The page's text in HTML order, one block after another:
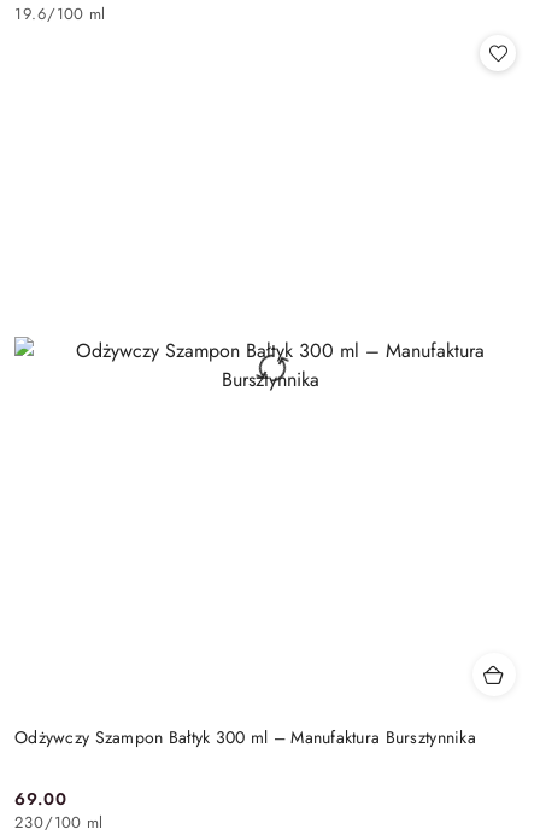
19.6/100 ml
Odżywczy Szampon Bałtyk 300 ml – Manufaktura Bursztynnika
Cena:
69.00
230/100 ml